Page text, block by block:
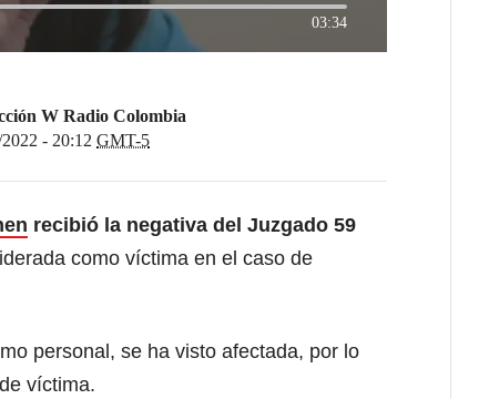
03:34
W Radio Colombia
- 20:12 GMT-5
recibió la negativa del Juzgado 59
como víctima en el caso de
personal, se ha visto afectada, por lo
víctima.